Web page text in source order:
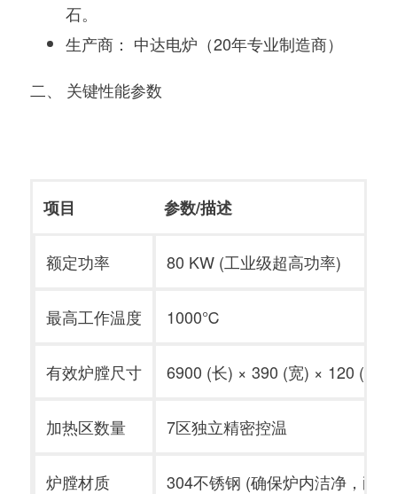
石。
生产商： 中达电炉（20年专业制造商）
二、 关键性能参数
项目 参数/描述
额定功率 80 KW (工业级超高功率)
最高工作温度 1000℃
有效炉膛尺寸 6900 (长) × 390 (宽) × 120 (高)
加热区数量 7区独立精密控温
炉膛材质 304不锈钢 (确保炉内洁净，耐